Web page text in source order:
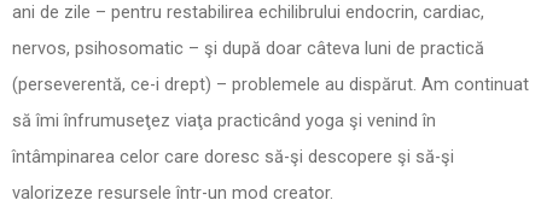
ani de zile – pentru restabilirea echilibrului endocrin, cardiac,
nervos, psihosomatic – şi după doar câteva luni de practică
(perseverentă, ce-i drept) – problemele au dispărut. Am continuat
să îmi înfrumuseţez viaţa practicând yoga şi venind în
întâmpinarea celor care doresc să-şi descopere şi să-şi
valorizeze resursele într-un mod creator.